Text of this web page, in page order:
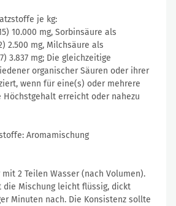
je kg:
10.000 mg, Sorbinsäure als
2.500 mg, Milchsäure als
3.837 mg; Die gleichzeitige
organischer Säuren oder ihrer
wenn für eine(s) oder mehrere
Höchstgehalt erreicht oder nahezu
Aromamischung
mit 2 Teilen Wasser (nach Volumen).
die Mischung leicht flüssig, dickt
Minuten nach. Die Konsistenz sollte